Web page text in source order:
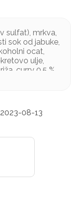
sulfat), mrkva,
sok od jabuke,
ocat,
ulje,
curry 0,5 %
2023-08-13